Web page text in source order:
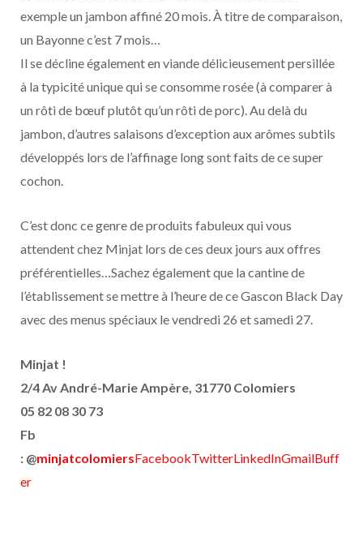
exemple un jambon affiné 20 mois. À titre de comparaison,
un Bayonne c’est 7 mois…
Il se décline également en viande délicieusement persillée
à la typicité unique qui se consomme rosée (à comparer à
un rôti de bœuf plutôt qu’un rôti de porc). Au delà du
jambon, d’autres salaisons d’exception aux arômes subtils
développés lors de l’affinage long sont faits de ce super
cochon.
C’est donc ce genre de produits fabuleux qui vous
attendent chez Minjat lors de ces deux jours aux offres
préférentielles…Sachez également que la cantine de
l’établissement se mettre à l’heure de ce Gascon Black Day
avec des menus spéciaux le vendredi 26 et samedi 27.
Minjat !
2/4 Av André-Marie Ampère, 31770 Colomiers
05 82 08 30 73
Fb
: @minjatcolomiersFacebookTwitterLinkedInGmailBuff
er